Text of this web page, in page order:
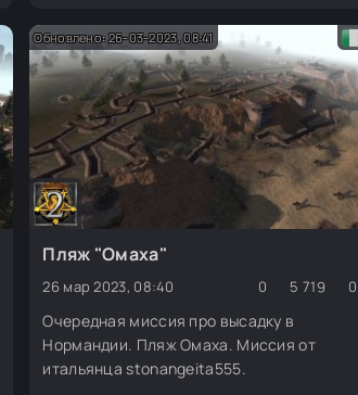
Обновлено: 26-03-2023, 08:41
Пляж "Омаха"
26 мар 2023, 08:40 0 5 719 0
Очередная миссия про высадку в
Нормандии. Пляж Омаха. Миссия от
итальянца stonangeita555.